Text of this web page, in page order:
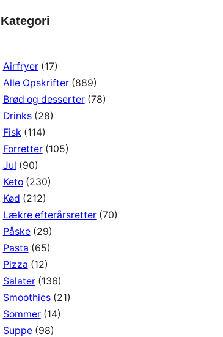
Kategori
Airfryer(17)
Alle Opskrifter(889)
Brød og desserter(78)
Drinks(28)
Fisk (114)
Forretter(105)
Jul (90)
Keto(230)
Kød (212)
Lækre efterårsretter(70)
Påske(29)
Pasta (65)
Pizza (12)
Salater(136)
Smoothies(21)
Sommer(14)
Suppe(98)